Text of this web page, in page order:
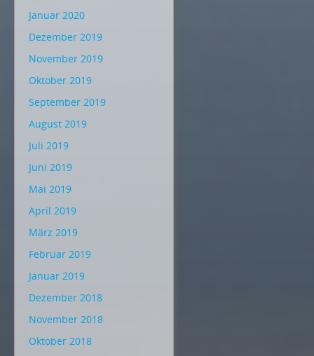
Januar 2020
Dezember 2019
November 2019
Oktober 2019
September 2019
August 2019
Juli 2019
Juni 2019
Mai 2019
April 2019
März 2019
Februar 2019
Januar 2019
Dezember 2018
November 2018
Oktober 2018